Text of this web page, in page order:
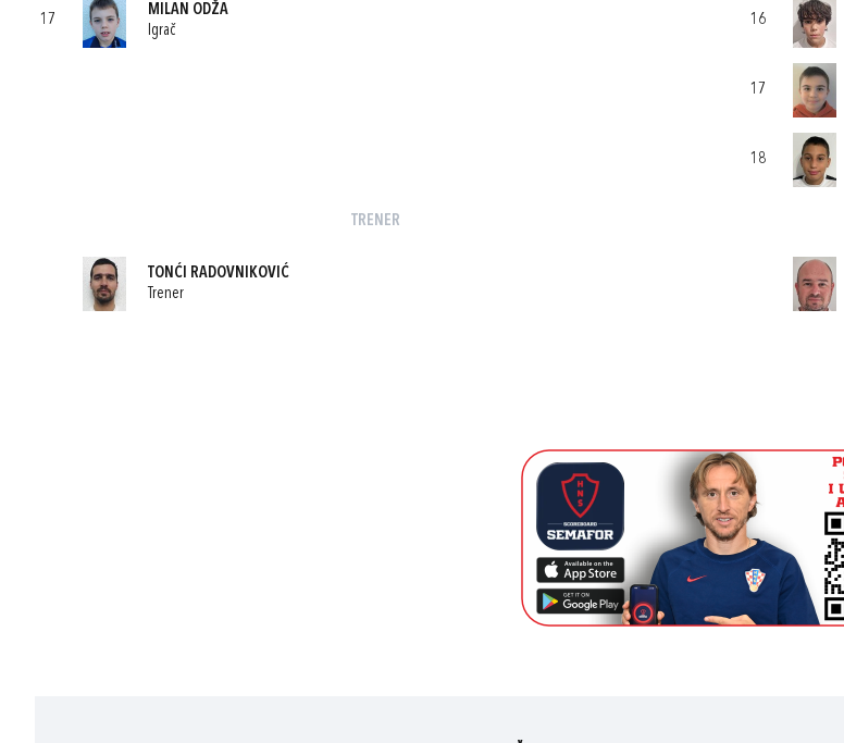
17
MILAN ODŽA
Igrač
TRENER
TONĆI RADOVNIKOVIĆ
Trener
16
17
18